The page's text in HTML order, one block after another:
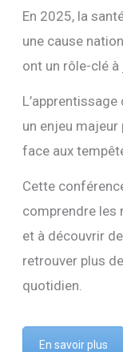
En 2025, la
une cause
ont un rôle-clé à
un enjeu
face aux
Cette
comprendre les
et à découvrir
retrouver plus
quotidien.
En savoir plus